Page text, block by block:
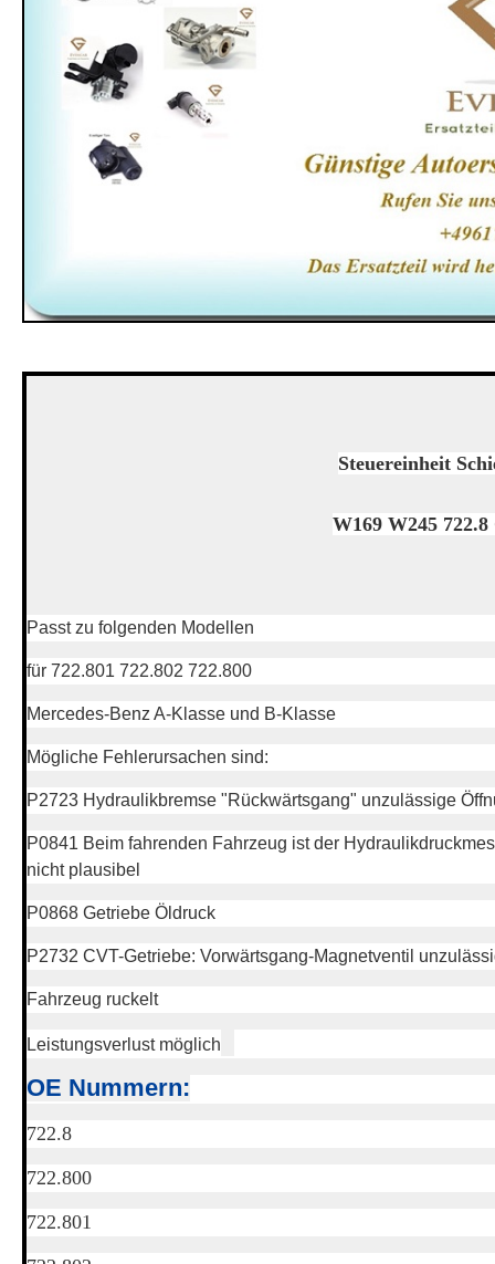
Steuereinheit
W169 W245
Passt zu folgenden Modellen
für 722.801 722.802 722.800
Mercedes-Benz A-Klasse und B-Klasse
Mögliche Fehlerursachen sind:
P2723 Hydraulikbremse "Rückwärtsgang" unzulässige
P0841 Beim fahrenden Fahrzeug ist der
nicht plausibel
P0868 Getriebe Öldruck
P2732 CVT-Getriebe: Vorwärtsgang-Magnetventil
Fahrzeug ruckelt
Leistungsverlust möglich
OE Nummern:
722.8
722.800
722.801